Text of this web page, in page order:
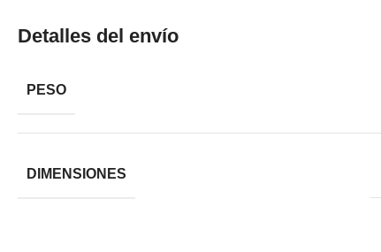
Detalles del envío
PESO
DIMENSIONES